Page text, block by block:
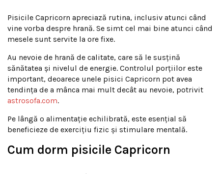
Pisicile Capricorn apreciază rutina, inclusiv atunci când
vine vorba despre hrană. Se simt cel mai bine atunci când
mesele sunt servite la ore fixe.
Au nevoie de hrană de calitate, care să le susțină
sănătatea și nivelul de energie. Controlul porțiilor este
important, deoarece unele pisici Capricorn pot avea
tendința de a mânca mai mult decât au nevoie, potrivit
astrosofa.com.
Pe lângă o alimentație echilibrată, este esențial să
beneficieze de exercițiu fizic și stimulare mentală.
Cum dorm pisicile Capricorn